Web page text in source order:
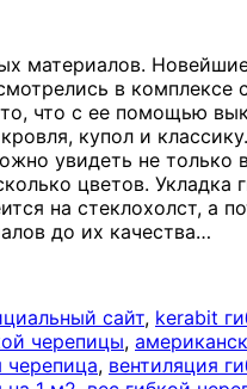
материалов.
в
что с ее помощью
купол и
увидеть не только
цветов. Укладка
на стеклохолст, а
до их качества…
сайт, kerabit
черепицы,
черепица, вентиляция